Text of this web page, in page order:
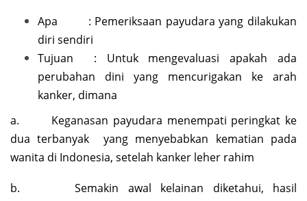
Apa : Pemeriksaan payudara yang dilakukan
diri sendiri
Tujuan : Untuk mengevaluasi apakah ada
perubahan dini yang mencurigakan ke arah
kanker, dimana
a. Keganasan payudara menempati peringkat ke
dua terbanyak yang menyebabkan kematian pada
wanita di Indonesia, setelah kanker leher rahim
b. Semakin awal kelainan diketahui, hasil